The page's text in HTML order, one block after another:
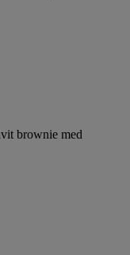
brownie med